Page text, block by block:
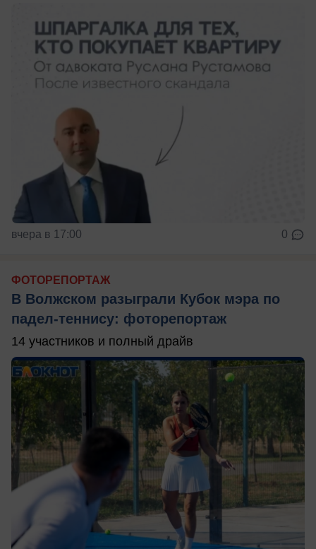
вчера в 17:00 0
ФОТОРЕПОРТАЖ
В Волжском разыграли Кубок мэра по
падел-теннису: фоторепортаж
14 участников и полный драйв